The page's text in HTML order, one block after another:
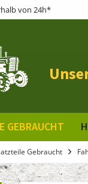
von 24h*
GEBRAUCHT
Gebraucht